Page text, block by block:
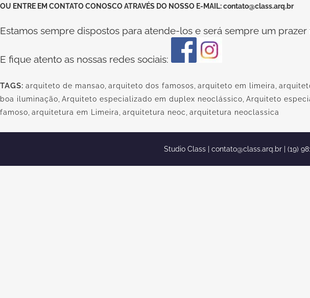
OU ENTRE EM CONTATO CONOSCOATRAVÉS DO NOSSO E-MAIL:contato@class.arq.br
Estamos sempre dispostos para atende-los e será sempre um
E fique atento as nossas redes sociais:
TAGS: arquiteto de mansao arquiteto dos famosos arquiteto em limeira
boa iluminação Arquiteto especializado em duplex neoclássico Arquiteto
famoso arquitetura em Limeira arquitetura neoc arquitetura neoclassica
Studio Class | contato@class.arq.br | (19)